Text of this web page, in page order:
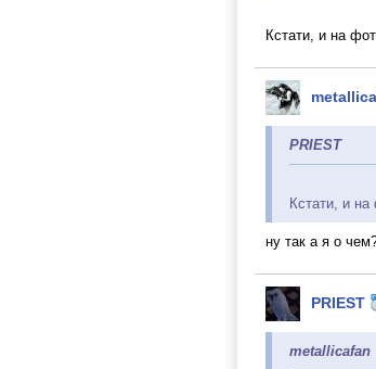
Кстати, и на
PRIEST
Кстати, и
ну так а я о
PRIEST
metallicafan